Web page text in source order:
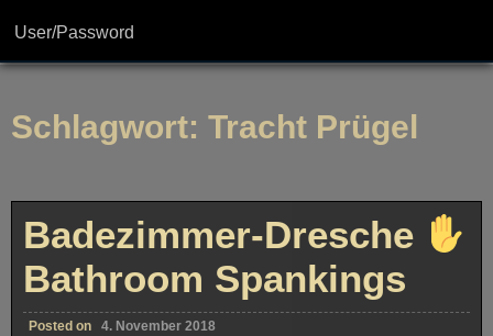
User/Password
Schlagwort: Tracht Prügel
Badezimmer-Dresche
Bathroom Spankings
Posted on 4. November 2018